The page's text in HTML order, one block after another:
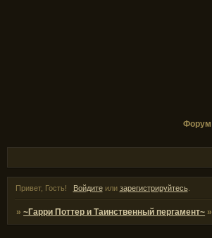
Форум
Привет, Гость! Войдитеили зарегистрируйтесь.
»~Гарри Поттер и Таинственный пергамент~ »